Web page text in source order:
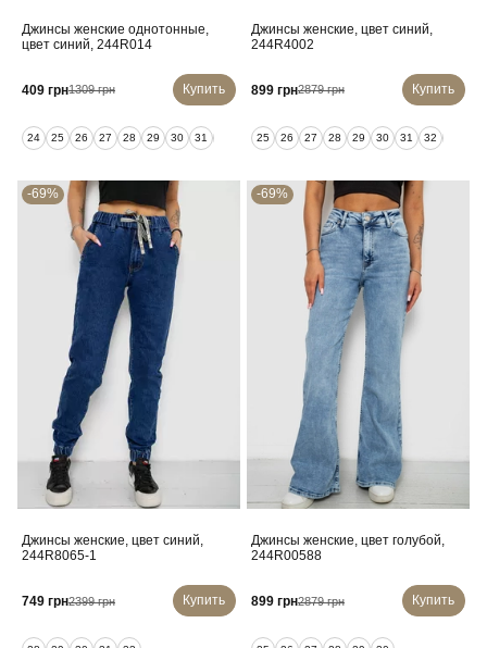
Джинсы женские однотонные,
цвет синий, 244R014
409 грн1309 грн Купить
24 25 26 27 28 29 30 31
Джинсы женские, цвет синий,
244R4002
899 грн2879 грн Купить
25 26 27 28 29 30 31 32
-69%
Джинсы женские, цвет синий,
244R8065-1
749 грн2399 грн Купить
-69%
Джинсы женские, цвет голубой,
244R00588
899 грн2879 грн Купить